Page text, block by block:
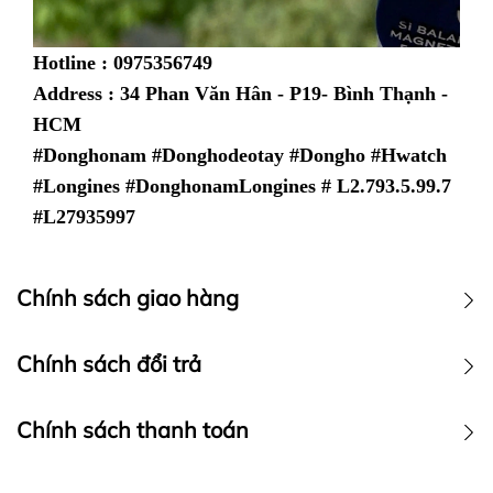
Hotline : 0975356749
Address : 34 Phan Văn Hân - P19- Bình Thạnh -
HCM
#Donghonam #Donghodeotay #Dongho #Hwatch
#Longines #DonghonamLongines # L2.793.5.99.7
#L27935997
Chính sách giao hàng
Chính sách vận chuyển
Chính sách đổi trả
Chính sách thanh toán